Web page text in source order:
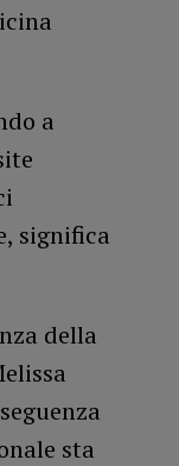
a
significa
della
sta